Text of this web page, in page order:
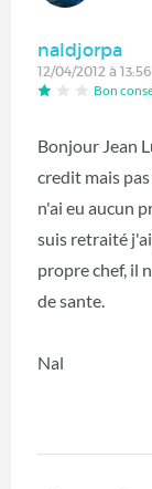
naldjorpa
12/04/2012 à 13:56
Bon
Bonjour Jean
credit mais
n'ai eu aucun
suis retraité
propre chef, il
de sante.
Nal